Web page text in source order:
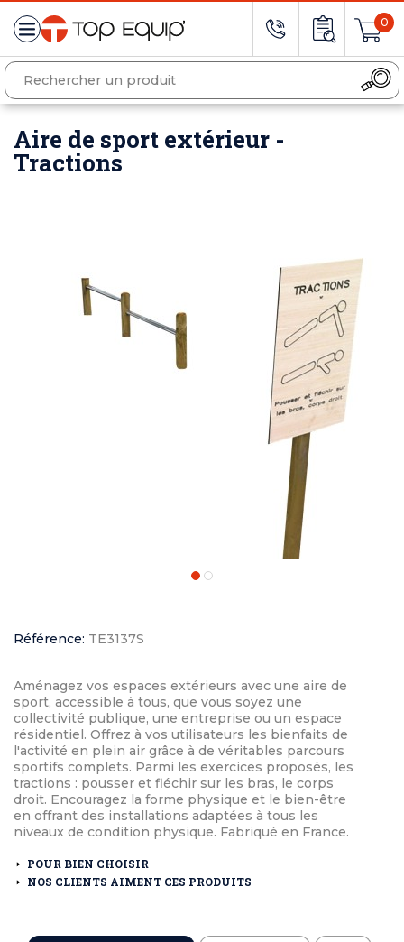
0
Aire de sport extérieur -
Tractions
Référence: TE3137S
Aménagez vos espaces extérieurs avec une aire de
sport, accessible à tous, que vous soyez une
collectivité publique, une entreprise ou un espace
résidentiel. Offrez à vos utilisateurs les bienfaits de
l'activité en plein air grâce à de véritables parcours
sportifs complets. Parmi les exercices proposés, les
tractions : pousser et fléchir sur les bras, le corps
droit. Encouragez la forme physique et le bien-être
en offrant des installations adaptées à tous les
niveaux de condition physique. Fabriqué en France.
POUR BIEN CHOISIR
NOS CLIENTS AIMENT CES PRODUITS